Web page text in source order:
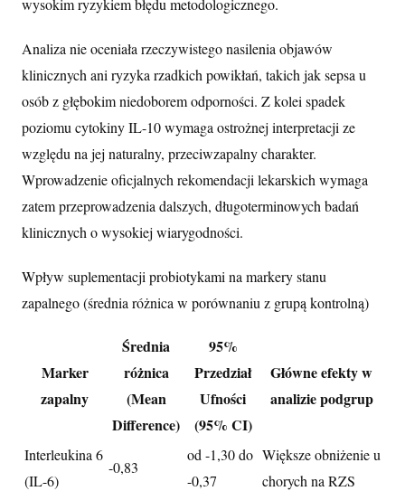
wysokim ryzykiem błędu metodologicznego.
Analiza nie oceniała rzeczywistego nasilenia objawów
klinicznych ani ryzyka rzadkich powikłań, takich jak sepsa u
osób z głębokim niedoborem odporności. Z kolei spadek
poziomu cytokiny IL-10 wymaga ostrożnej interpretacji ze
względu na jej naturalny, przeciwzapalny charakter.
Wprowadzenie oficjalnych rekomendacji lekarskich wymaga
zatem przeprowadzenia dalszych, długoterminowych badań
klinicznych o wysokiej wiarygodności.
Wpływ suplementacji probiotykami na markery stanu
zapalnego (średnia różnica w porównaniu z grupą kontrolną)
Marker
zapalny
Średnia
różnica
(Mean
Difference)
95%
Przedział
Ufności
(95% CI)
Główne efekty w
analizie podgrup
Interleukina 6
(IL-6)
-0,83
od -1,30 do
-0,37
Większe obniżenie u
chorych na RZS